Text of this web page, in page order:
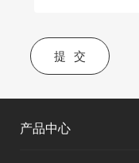
提交
产品中心